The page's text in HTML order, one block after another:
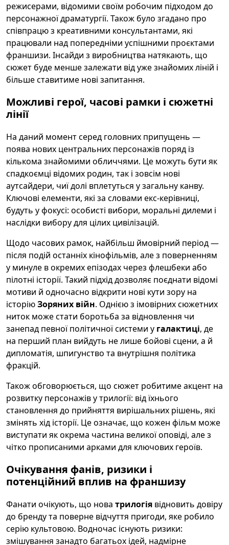
режисерами, відомими своїм робочим підходом до
персонажної драматургії. Також було згадано про
співпрацю з креативними консультантами, які
працювали над попередніми успішними проєктами
франшизи. Інсайди з виробництва натякають, що
сюжет буде менше залежати від уже знайомих ліній і
більше ставитиме нові запитання.
Можливі герої, часові рамки і сюжетні
лінії
На даний момент серед головних припущень —
поява нових центральних персонажів поряд із
кількома знайомими обличчями. Це можуть бути як
спадкоємці відомих родин, так і зовсім нові
аутсайдери, чиї долі вплетуться у загальну канву.
Ключові елементи, які за словами екс-керівниці,
будуть у фокусі: особисті вибори, моральні дилеми і
наслідки вибору для цілих цивілізацій.
Щодо часових рамок, найбільш ймовірний період —
після подій останніх кінофільмів, але з поверненням
у минуле в окремих епізодах через флешбеки або
пілотні історії. Такий підхід дозволяє поєднати відомі
мотиви й одночасно відкрити нові кути зору на
історіюЗоряних війн. Однією з імовірних сюжетних
ниток може стати боротьба за відновлення чи
занепад певної політичної системи у галактиці, де
на перший план вийдуть не лише бойові сцени, а й
дипломатія, шпигунство та внутрішня політика
фракцій.
Також обговорюється, що сюжет робитиме акцент на
розвитку персонажів у трилогії: від їхнього
становлення до прийняття вирішальних рішень, які
змінять хід історії. Це означає, що кожен фільм може
виступати як окрема частина великої оповіді, але з
чітко прописаними арками для ключових героїв.
Очікування фанів, ризики і
потенційний вплив на франшизу
Фанати очікують, що нова трилогія відновить довіру
до бренду та поверне відчуття пригоди, яке робило
серію культовою. Водночас існують ризики:
змішування занадто багатьох ідей, надмірне